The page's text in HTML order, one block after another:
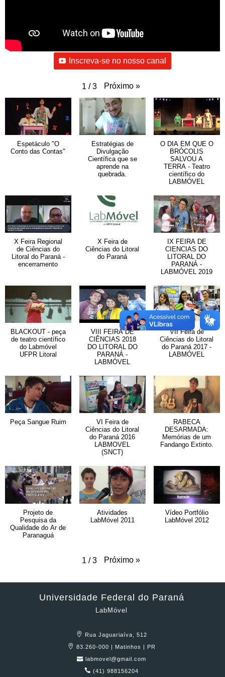
Inscreva-se no nosso canal
1 / 3 Próximo »
Espetáculo "O
Conto das Contas"
Estratégias de
Divulgação
Científica que se
aprende na
quebrada.
O DIA EM QUE O
BRÓCOLIS
SALVOU A
TERRA - Teatro
científico do
LABMÓVEL
X Feira Regional
de Ciências do
Litoral do Paraná -
encerramento
X Feira de
Ciências do Litoral
do Paraná
IX FEIRA DE
CIENCIAS DO
LITORAL DO
PARANÁ -
LABMÓVEL 2019
BLACKOUT - peça
de teatro científico
do Labmóvel
UFPR Litoral
VIII FEIRA DE
CIÊNCIAS 2018
DO LITORAL DO
PARANÁ -
LABMÓVEL
VII Feira de
Ciências do Litoral
do Paraná 2017 -
LABMÓVEL
Peça Sangue Ruim
VI Feira de
Ciências do Litoral
do Paraná 2016
LABMOVEL
(SNCT)
RABECA
DESARMADA:
Memórias de um
Fandango Extinto.
Projeto de
Pesquisa da
Qualidade do Ar de
Paranaguá
Atividades
LabMóvel 2011
Vídeo Portfólio
LabMóvel 2012
1 / 3 Próximo »
Universidade Federal do Paraná
LabMóvel
Rua Jaguariaíva, 512
83.260-000 | Matinhos | PR
labmovel@gmail.com
(41) 988156204